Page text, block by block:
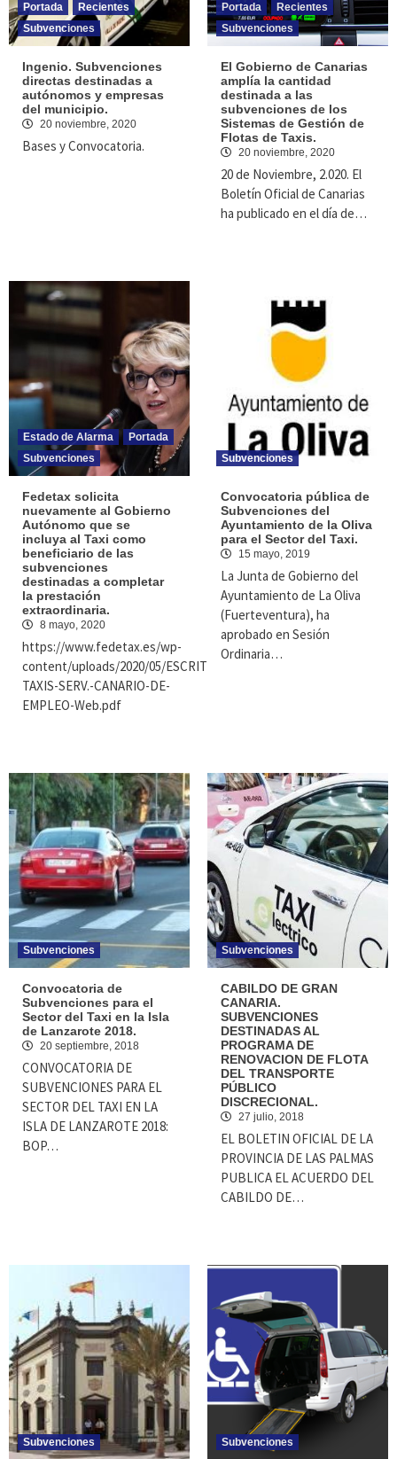
Portada
Recientes
Subvenciones
Ingenio. Subvenciones
directas destinadas a
autónomos y empresas
del municipio.
20 noviembre, 2020
Bases y Convocatoria.
Portada
Recientes
Subvenciones
El Gobierno de Canarias
amplía la cantidad
destinada a las
subvenciones de los
Sistemas de Gestión de
Flotas de Taxis.
20 noviembre, 2020
20 de Noviembre, 2.020. El
Boletín Oficial de Canarias
ha publicado en el día de…
Estado de Alarma
Portada
Subvenciones
Fedetax solicita
nuevamente al Gobierno
Autónomo que se
incluya al Taxi como
beneficiario de las
subvenciones
destinadas a completar
la prestación
extraordinaria.
8 mayo, 2020
https://www.fedetax.es/wp-
content/uploads/2020/05/ESCRITO-
TAXIS-SERV.-CANARIO-DE-
EMPLEO-Web.pdf
Subvenciones
Convocatoria pública de
Subvenciones del
Ayuntamiento de la Oliva
para el Sector del Taxi.
15 mayo, 2019
La Junta de Gobierno del
Ayuntamiento de La Oliva
(Fuerteventura), ha
aprobado en Sesión
Ordinaria…
Subvenciones
Convocatoria de
Subvenciones para el
Sector del Taxi en la Isla
de Lanzarote 2018.
20 septiembre, 2018
CONVOCATORIA DE
SUBVENCIONES PARA EL
SECTOR DEL TAXI EN LA
ISLA DE LANZAROTE 2018:
BOP…
Subvenciones
CABILDO DE GRAN
CANARIA.
SUBVENCIONES
DESTINADAS AL
PROGRAMA DE
RENOVACION DE FLOTA
DEL TRANSPORTE
PÚBLICO
DISCRECIONAL.
27 julio, 2018
EL BOLETIN OFICIAL DE LA
PROVINCIA DE LAS PALMAS
PUBLICA EL ACUERDO DEL
CABILDO DE…
Subvenciones Subvenciones